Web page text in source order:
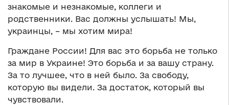
знакомые и незнакомые, коллеги и
родственники. Вас должны услышать! Мы,
украинцы, – мы хотим мира!
Граждане России! Для вас это борьба не только
за мир в Украине! Это борьба и за вашу страну.
За то лучшее, что в ней было. За свободу,
которую вы видели. За достаток, который вы
чувствовали.